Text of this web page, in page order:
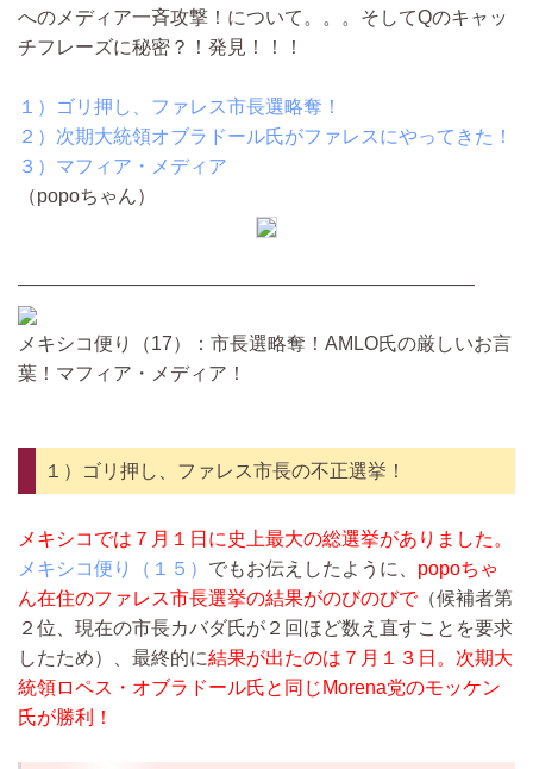
へのメディア一斉攻撃！について。。。そしてQのキャッ
チフレーズに秘密？！発見！！！
１）ゴリ押し、ファレス市長選略奪！
２）次期大統領オブラドール氏がファレスにやってきた！
３）マフィア・メディア
（popoちゃん）
————————————————————————
メキシコ便り（17）：市長選略奪！AMLO氏の厳しいお言
葉！マフィア・メディア！
１）ゴリ押し、ファレス市長の不正選挙！
メキシコでは７月１日に史上最大の総選挙がありました。
メキシコ便り（１５） でもお伝えしたように、 popoちゃ
ん在住のファレス市長選挙の結果がのびのびで（候補者第
２位、現在の市長カバダ氏が２回ほど数え直すことを要求
したため）、最終的に結果が出たのは７月１３日。 次期大
統領ロペス・オブラドール氏と同じMorena党のモッケン
氏が勝利！